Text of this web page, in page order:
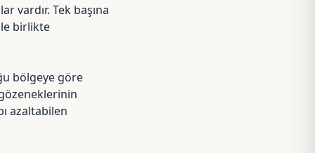
vardır. Tek başına
birlikte
bölgeye göre
azaltabilen